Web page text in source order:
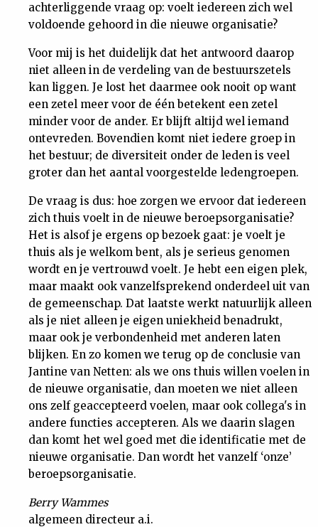
achterliggende vraag op: voelt iedereen zich wel
voldoende gehoord in die nieuwe organisatie?
Voor mij is het duidelijk dat het antwoord daarop
niet alleen in de verdeling van de bestuurszetels
kan liggen. Je lost het daarmee ook nooit op want
een zetel meer voor de één betekent een zetel
minder voor de ander. Er blijft altijd wel iemand
ontevreden. Bovendien komt niet iedere groep in
het bestuur; de diversiteit onder de leden is veel
groter dan het aantal voorgestelde ledengroepen.
De vraag is dus: hoe zorgen we ervoor dat iedereen
zich thuis voelt in de nieuwe beroepsorganisatie?
Het is alsof je ergens op bezoek gaat: je voelt je
thuis als je welkom bent, als je serieus genomen
wordt en je vertrouwd voelt. Je hebt een eigen plek,
maar maakt ook vanzelfsprekend onderdeel uit van
de gemeenschap. Dat laatste werkt natuurlijk alleen
als je niet alleen je eigen uniekheid benadrukt,
maar ook je verbondenheid met anderen laten
blijken. En zo komen we terug op de conclusie van
Jantine van Netten: als we ons thuis willen voelen in
de nieuwe organisatie, dan moeten we niet alleen
ons zelf geaccepteerd voelen, maar ook collega's in
andere functies accepteren. Als we daarin slagen
dan komt het wel goed met die identificatie met de
nieuwe organisatie. Dan wordt het vanzelf ‘onze’
beroepsorganisatie.
Berry Wammes
algemeen directeur a.i.